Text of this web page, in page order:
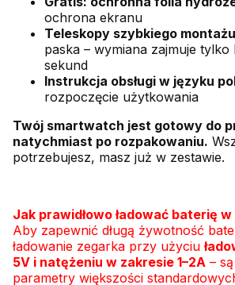
ochrona ekranu
Teleskopy szybkiego montażu
paska – wymiana zajmuje tylko
sekund
Instrukcja obsługi w języku
rozpoczęcie użytkowania
Twój smartwatch jest gotowy do
natychmiast po rozpakowaniu.
potrzebujesz, masz już w zestawie.
Jak prawidłowo ładować baterię
Aby zapewnić długą żywotność
ładowanie zegarka przy użyciu
5V i natężeniu w zakresie 1–2A –
parametry większości